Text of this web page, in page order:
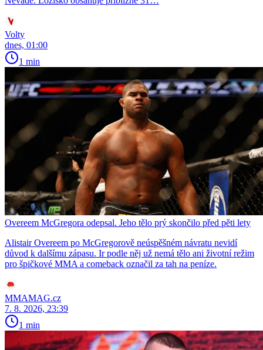
Volty
dnes, 01:00
1 min
Overeem McGregora odepsal. Jeho tělo prý skončilo před pěti lety
Alistair Overeem po McGregorově neúspěšném návratu nevidí
důvod k dalšímu zápasu. Ir podle něj už nemá tělo ani životní režim
pro špičkové MMA a comeback označil za tah na peníze.
MMAMAG.cz
7. 8. 2026, 23:39
1 min